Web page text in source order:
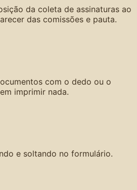
da coleta de assinaturas ao
das comissões e pauta.
com o dedo ou o
imprimir nada.
e soltando no formulário.